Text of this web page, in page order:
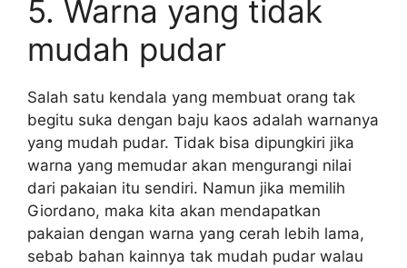
5. Warna yang tidak
mudah pudar
Salah satu kendala yang membuat orang tak
begitu suka dengan baju kaos adalah warnanya
yang mudah pudar. Tidak bisa dipungkiri jika
warna yang memudar akan mengurangi nilai
dari pakaian itu sendiri. Namun jika memilih
Giordano, maka kita akan mendapatkan
pakaian dengan warna yang cerah lebih lama,
sebab bahan kainnya tak mudah pudar walau